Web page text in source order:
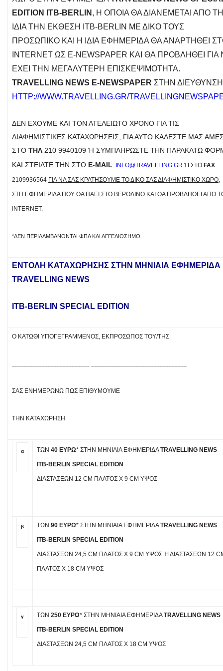
EDITION ITB-BERLIN , Η ΟΠΟΊΑ ΘΑ ΔΙΑΝΈΜΕΤΑΙ ΑΠΌ
ΊΔΙΑ ΤΗΝ ΈΚΘΕΣΗ ITB-BERLIN ΜΕ ΔΙΚΌ ΤΟΥΣ
ΠΡΟΣΩΠΙΚΌ ΚΑΙ Η ΊΔΙΑ ΕΦΗΜΕΡΊΔΑ ΘΑ ΑΝΑΡΤΗΘΕΊ
INTERNET ΩΣ E-NEWSPAPER ΚΑΙ ΘΑ ΠΡΟΒΛΗΘΕΊ ΓΙΑ
ΈΧΕΙ ΤΗΝ ΜΕΓΑΛΎΤΕΡΗ ΕΠΙΣΚΕΨΙΜΌΤΗΤΑ.
TRAVELLING NEWS E-NEWSPAPER ΣΤΗΝ ΔΙΕΎΘΥΝΣΗ
HTTP://WWW.TRAVELLING.GR/
ΔΕΝ ΈΧΟΥΜΕ ΚΑΙ ΤΟΝ ΑΤΕΛΕΊΩΤΟ ΧΡΌΝΟ ΓΙΑ ΤΙΣ
ΔΙΑΦΗΜΙΣΤΙΚΈΣ ΚΑΤΑΧΩΡΉΣΕΙΣ, ΓΙΑ ΑΥΤΌ ΚΑΛΈΣΤΕ ΜΑΣ
ΣΤΟ ΤΗΛ 210 9940109 Ή ΣΥΜΠΛΗΡΏΣΤΕ ΤΗΝ ΠΑΡΑΚΆΤΩ
ΑΙ ΣΤΕΊΛΤΕ ΤΗΝ ΣΤΟ E-MAIL INFO@TRAVELLING.GR Ή ΣΤΟ FAX
2109936564 ΓΙΑ ΝΑ ΣΑΣ ΚΡΑΤΉΣΟΥΜΕ ΤΟ ΔΙΚΌ ΣΑΣ ΔΙΑΦΗΜΙΣΤΙΚΌ ΧΏΡΟ,
ΣΤΗ ΕΦΗΜΕΡΊΔΑ ΠΟΥ ΘΑ ΠΆΕΙ ΣΤΟ ΒΕΡΟΛΊΝΟ ΚΑΙ ΘΑ ΠΡΟΒΛΗΘΕΊ ΑΠΌ
INTERNET.
*ΔΕΝ ΠΕΡΙΛΑΜΒΆΝΟΝΤΑΙ ΦΠΑ ΚΑΙ ΑΓΓΕΛΙΌΣΗΜΟ.
ENTOΛH ΚΑΤΑΧΩΡΗΣΗΣ ΣTΗΝ ΜΗΝΙΑΙΑ ΕΦΗΜΕΡΙΔΑ
TRAVELLING NEWS
ITB-BERLIN SPECIAL EDITION
Ο ΚΆΤΩΘΙ ΥΠΟΓΕΓΡΑΜΜΈΝΟΣ, ΕΚΠΡΌΣΩΠΟΣ ΤΟΥ/ΤΗΣ
ΣΑΣ ΕΝΗΜΕΡΏΝΩ ΠΩΣ ΕΠΙΘΥΜΟΎΜΕ
ΤΗΝ ΚΑΤΑΧΏΡΗΣΗ
α ΤΩΝ 40 ΕΥΡΏ* ΣΤΗΝ ΜΗΝΙΑΊΑ ΕΦΗΜΕΡΊΔΑTRAVELLING NEWS
ITB-BERLIN SPECIAL EDITION
ΔΙΑΣΤΆΣΕΩΝ 12 CM ΠΛΆΤΟΣ X 9 CM ΎΨΟΣ
β ΤΩΝ 90 ΕΥΡΏ* ΣΤΗΝ ΜΗΝΙΑΊΑ ΕΦΗΜΕΡΊΔΑTRAVELLING NEWS
ITB-BERLIN SPECIAL EDITION
ΔΙΑΣΤΆΣΕΩΝ 24,5 CM ΠΛΆΤΟΣ X 9 CM ΎΨΟΣ Ή ΔΙΑΣΤΆΣΕΩΝ 12 CM
ΛΆΤΟΣ X 18 CM ΎΨΟΣ
γ ΤΩΝ 250 ΕΥΡΏ* ΣΤΗΝ ΜΗΝΙΑΊΑ ΕΦΗΜΕΡΊΔΑTRAVELLING NEWS
ITB-BERLIN SPECIAL EDITION
ΔΙΑΣΤΆΣΕΩΝ 24,5 CM ΠΛΆΤΟΣ X 18 CM ΎΨΟΣ